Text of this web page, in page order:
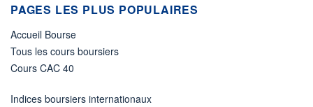
PAGES LES PLUS POPULAIRES
Accueil Bourse
Tous les cours boursiers
Cours CAC 40
Indices boursiers internationaux